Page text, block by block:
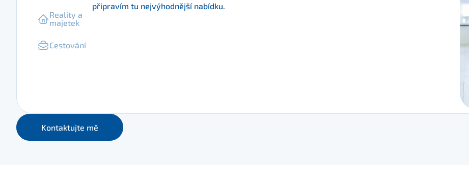
Reality a
majetek
Cestování
připravím tu nejvýhodnější nabídku.
Kontaktujte mě